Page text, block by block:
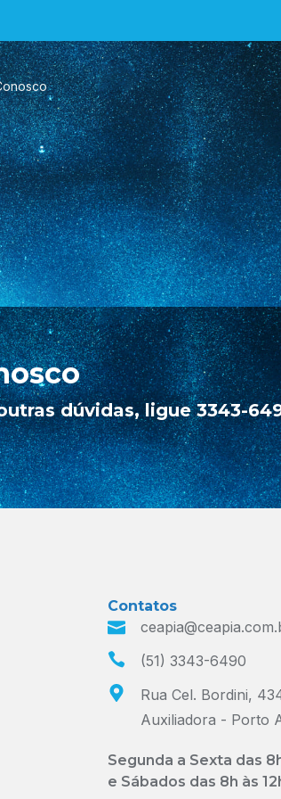
dúvidas, ligue 3343-
Contatos
(51) 3343-6490
Rua Cel. Bordini,
Auxiliadora - Porto
Segunda a Sexta das
e Sábados das 8h às